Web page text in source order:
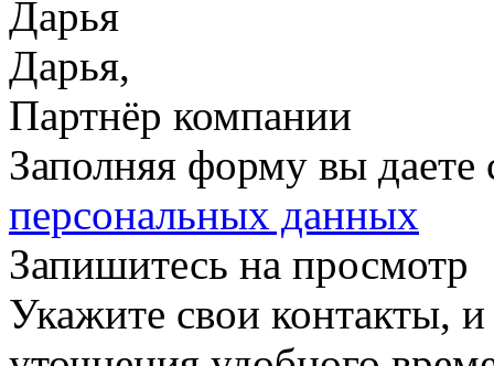
Дарья,
Партнёр компании
Заполняя форму вы даете
персональных данных
Запишитесь на просмотр
Укажите свои контакты,